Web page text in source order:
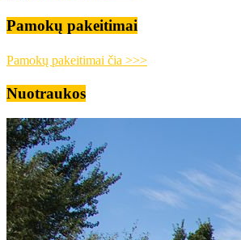
Pamokų pakeitimai
Pamokų pakeitimai čia >>>
Nuotraukos